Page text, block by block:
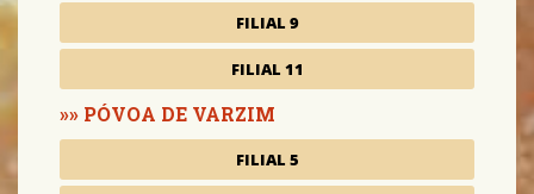
FILIAL 9
FILIAL 11
PÓVOA DE VARZIM
FILIAL 5